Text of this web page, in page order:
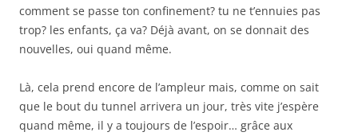
comment se passe ton confinement? tu ne t’ennuies pas
trop? les enfants, ça va? Déjà avant, on se donnait des
nouvelles, oui quand même.
Là, cela prend encore de l’ampleur mais, comme on sait
que le bout du tunnel arrivera un jour, très vite j’espère
quand même, il y a toujours de l’espoir… grâce aux